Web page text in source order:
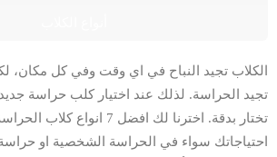
الكلاب تجيد النباح في اي وقت وفي كل مكان،
تجيد الحراسة. لذلك عند اختيار كلب حراسة
تختار بدقة. اخترنا لك افضل 7
احتياجاتك سواء في الحراسة الشخصية او